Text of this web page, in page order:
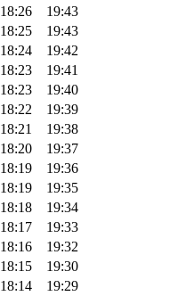
18:26
19:43
18:25
19:43
18:24
19:42
18:23
19:41
18:23
19:40
18:22
19:39
18:21
19:38
18:20
19:37
18:19
19:36
18:19
19:35
18:18
19:34
18:17
19:33
18:16
19:32
18:15
19:30
18:14 19:29